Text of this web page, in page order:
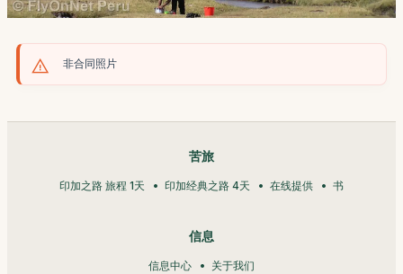
非合同照片
苦旅
印加之路 旅程 1天 印加经典之路 4天 在线提供 书
信息
信息中心 关于我们